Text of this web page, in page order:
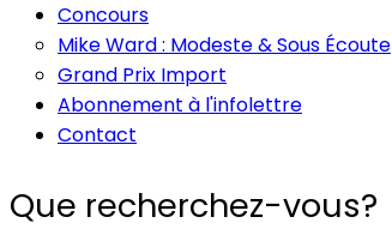
Concours
Mike Ward : Modeste & Sous Écoute
Grand Prix Import
Abonnement à l'infolettre
Contact
Que recherchez-vous?